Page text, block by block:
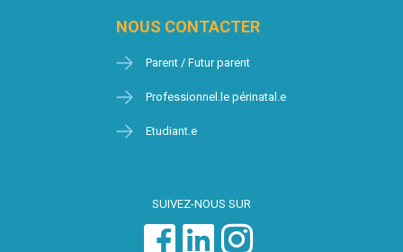
NOUS CONTACTER
Parent / Futur parent
Professionnel.le périnatal.e
Etudiant.e
SUIVEZ-NOUS SUR